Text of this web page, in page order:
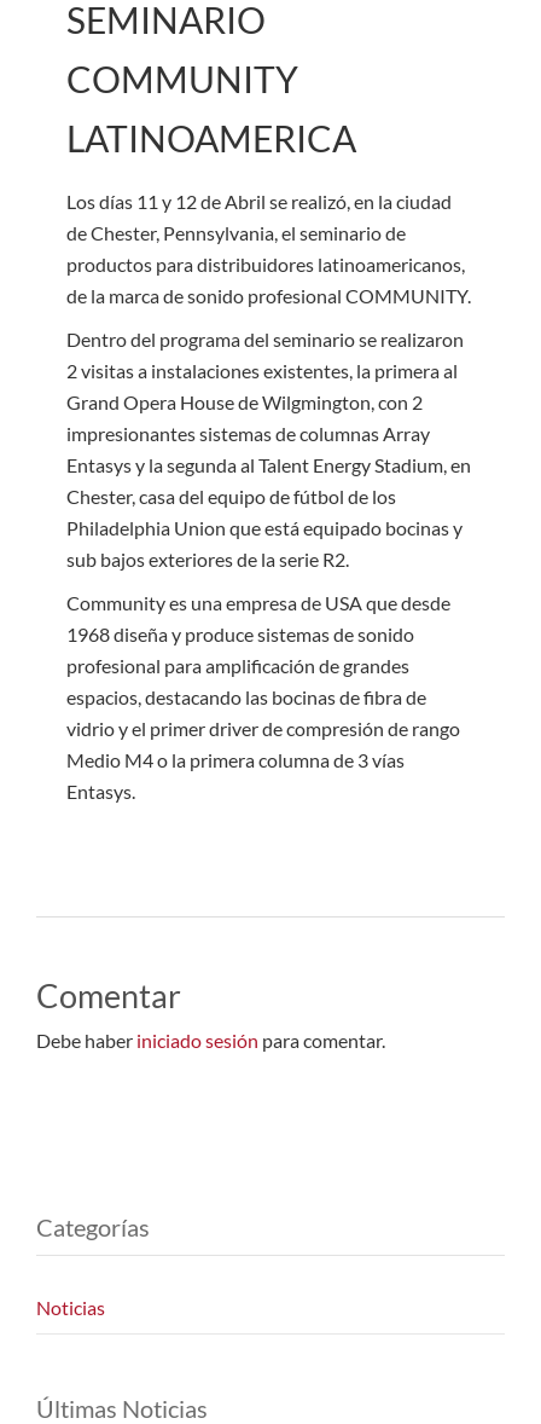
SEMINARIO
COMMUNITY
LATINOAMERICA
Los días 11 y 12 de Abril se realizó, en la ciudad
de Chester, Pennsylvania, el seminario de
productos para distribuidores latinoamericanos,
de la marca de sonido profesional COMMUNITY.
Dentro del programa del seminario se realizaron
2 visitas a instalaciones existentes, la primera al
Grand Opera House de Wilgmington, con 2
impresionantes sistemas de columnas Array
Entasys y la segunda al Talent Energy Stadium, en
Chester, casa del equipo de fútbol de los
Philadelphia Union que está equipado bocinas y
sub bajos exteriores de la serie R2.
Community es una empresa de USA que desde
1968 diseña y produce sistemas de sonido
profesional para amplificación de grandes
espacios, destacando las bocinas de fibra de
vidrio y el primer driver de compresión de rango
Medio M4 o la primera columna de 3 vías
Entasys.
Comentar
Debe haber iniciado sesión para comentar.
Categorías
Noticias
Últimas Noticias